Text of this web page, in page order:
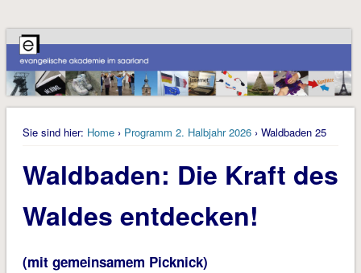
Sie sind hier: Home› Programm 2. Halbjahr 2026› Waldbaden 25
Waldbaden: Die Kraft des
Waldes entdecken!
(mit gemeinsamem Picknick)